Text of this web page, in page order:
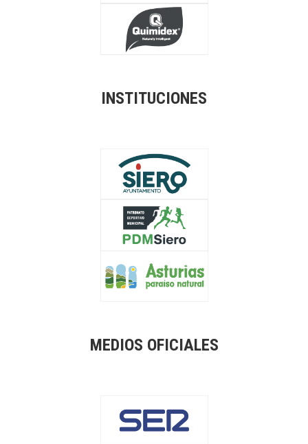
INSTITUCIONES
MEDIOS OFICIALES